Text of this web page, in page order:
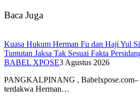
Baca Juga
Kuasa Hukum Herman Fu dan Haji Yul
Tuntutan Jaksa Tak Sesuai Fakta
BABEL XPOSE3 Agustus 2026
PANGKALPINANG , Babelxpose.com–
terdakwa Herman…